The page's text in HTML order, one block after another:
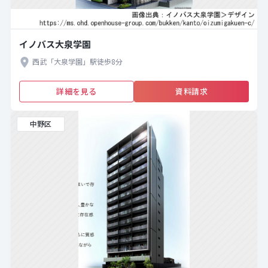
イノバス大泉学園
西武「大泉学園」駅徒歩8分
詳細を見る 資料請求
中野区